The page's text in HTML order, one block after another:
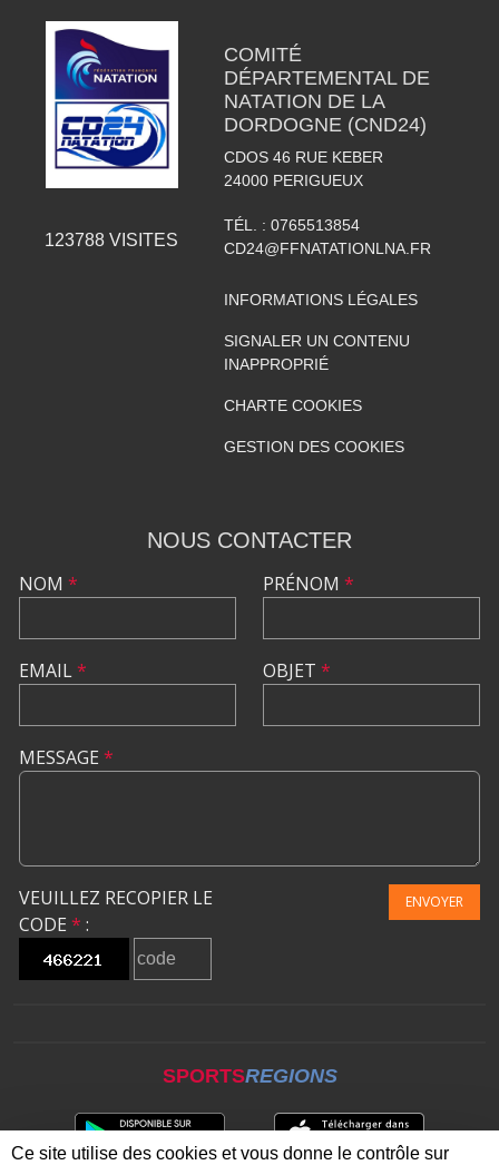
123788 VISITES
COMITÉ
DÉPARTEMENTAL DE
NATATION DE LA
DORDOGNE (CND24)
CDOS 46 RUE KEBER
24000 PERIGUEUX
TÉL. : 0765513854
CD24@FFNATATIONLNA.FR
INFORMATIONS LÉGALES
SIGNALER UN CONTENU
INAPPROPRIÉ
CHARTE COOKIES
GESTION DES COOKIES
NOUS CONTACTER
NOM *
EMAIL*
PRÉNOM *
OBJET *
MESSAGE *
VEUILLEZ RECOPIER LE
CODE * :
ENVOYER
SPORTSREGIONS
Ce site utilise des cookies et vous donne le contrôle sur